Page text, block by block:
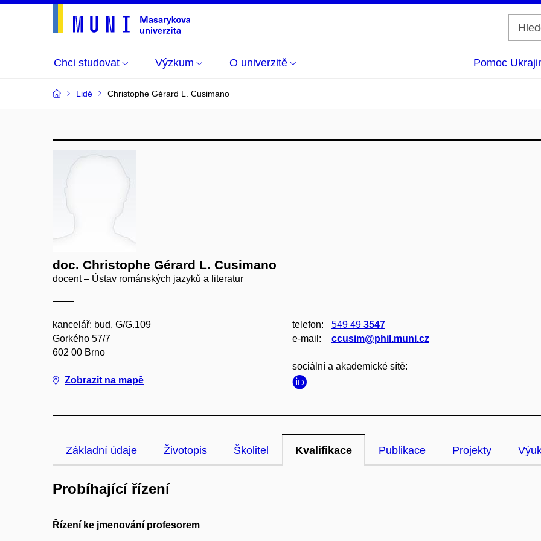
Chci studovat Výzkum O univerzitě Pomoc
Lidé Christophe Gérard L. Cusimano
doc. Christophe Gérard L. Cusimano
docent – Ústav románských jazyků a literatur
kancelář: bud. G/G.109
Gorkého 57/7
602 00 Brno
Zobrazit na mapě
telefon: 549 49 3547
e‑mail:
ccusim@phil.muni.cz
sociální a akademické sítě:
Základní údaje Životopis Školitel Kvalifikace Publikace Projekty
Probíhající řízení
Řízení ke jmenování profesorem